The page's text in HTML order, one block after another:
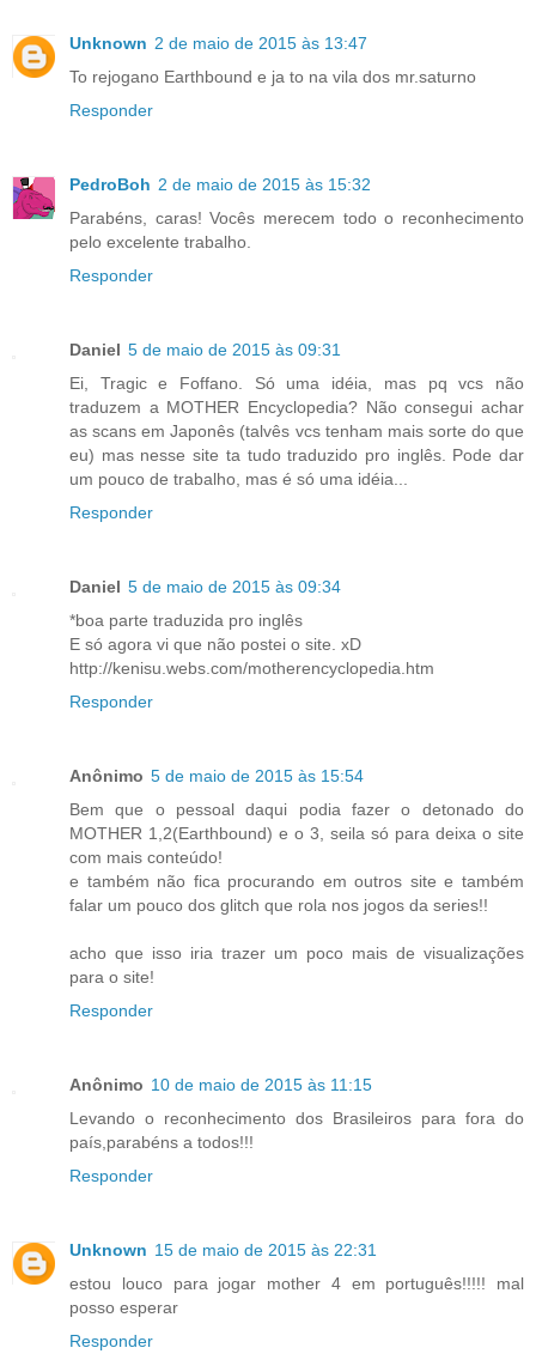
Unknown 2 de maio de 2015 às 13:47
To rejogano Earthbound e ja to na vila dos mr.saturno
Responder
PedroBoh 2 de maio de 2015 às 15:32
Parabéns, caras! Vocês merecem todo o reconhecimento
pelo excelente trabalho.
Responder
Daniel 5 de maio de 2015 às 09:31
Ei, Tragic e Foffano. Só uma idéia, mas pq vcs não
traduzem a MOTHER Encyclopedia? Não consegui achar
as scans em Japonês (talvês vcs tenham mais sorte do que
eu) mas nesse site ta tudo traduzido pro inglês. Pode dar
um pouco de trabalho, mas é só uma idéia...
Responder
Daniel 5 de maio de 2015 às 09:34
*boa parte traduzida pro inglês
E só agora vi que não postei o site. xD
http://kenisu.webs.com/motherencyclopedia.htm
Responder
Anônimo 5 de maio de 2015 às 15:54
Bem que o pessoal daqui podia fazer o detonado do
MOTHER 1,2(Earthbound) e o 3, seila só para deixa o site
com mais conteúdo!
e também não fica procurando em outros site e também
falar um pouco dos glitch que rola nos jogos da series!!
acho que isso iria trazer um poco mais de visualizações
para o site!
Responder
Anônimo 10 de maio de 2015 às 11:15
Levando o reconhecimento dos Brasileiros para fora do
país,parabéns a todos!!!
Responder
Unknown 15 de maio de 2015 às 22:31
estou louco para jogar mother 4 em português!!!!! mal
posso esperar
Responder